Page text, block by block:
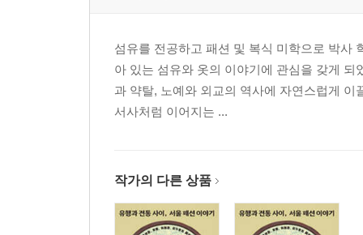
낚시 조끼와 낡은 펠트 모자를 쓴 _요셉 보이스
2 예술가의 남자 옷과 여자 옷
여자 옷을 입은 남자 _마르셀 뒤샹
로즈 셀라비의 이미지를 재현한 _야스마사 모리무
무심한 복장의 _사라 루카스
3 고백, 상처와 아픔의 옷
트라우마와 치유의 언어 _루이즈 부르주아
섬유를 전공하고 패션 및 복식 미학으로 박사
아 있는 섬유와 옷의 이야기에 관심을 갖게
과 약탈, 노예와 외교의 역사에 자연스럽게
서사처럼 이어지는 ...
작가의 다른 상품